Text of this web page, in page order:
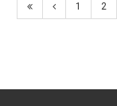
1 2